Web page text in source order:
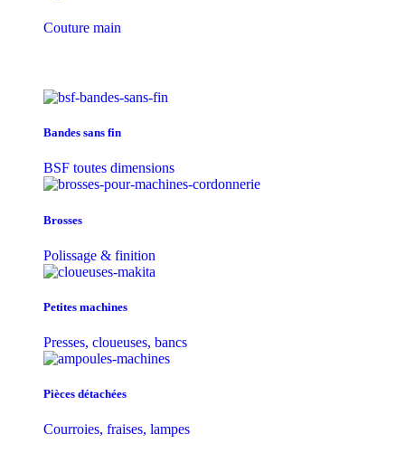
Couture main
Bandes sans fin
BSF toutes dimensions
Brosses
Polissage & finition
Petites machines
Presses, cloueuses, bancs
Pièces détachées
Courroies, fraises, lampes